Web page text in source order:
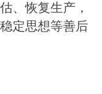
、恢复生产，
定思想等善后